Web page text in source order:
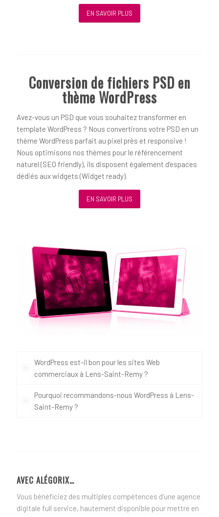
EN SAVOIR PLUS
Conversion de fichiers PSD en
thème WordPress
Avez-vous un PSD que vous souhaitez transformer en
template WordPress ? Nous convertirons votre PSD en un
thème WordPress parfait au pixel près et responsive !
Nous optimisons nos thèmes pour le référencement
naturel (SEO friendly), ils disposent également d’espaces
dédiés aux widgets (Widget ready).
EN SAVOIR PLUS
WordPress est-il bon pour les sites Web
commerciaux à Lens-Saint-Remy ?
Pourquoi recommandons-nous WordPress à Lens-
Saint-Remy ?
AVEC ALÉGORIX…
Vous bénéficiez des multiples compétences d’une agence
digitale full service, hautement disponible pour mettre en